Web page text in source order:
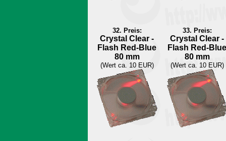
32. Preis:
Crystal Clear -
Flash Red-Blue
80 mm
(Wert ca. 10 EUR)
33. Preis:
Crystal Clear -
Flash Red-Blue
80 mm
(Wert ca. 10 EUR)